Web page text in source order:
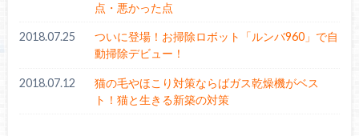
点・悪かった点
2018.07.25
ついに登場！お掃除ロボット「ルンバ960」で自
動掃除デビュー！
2018.07.12
猫の毛やほこり対策ならばガス乾燥機がベス
ト！猫と生きる新築の対策